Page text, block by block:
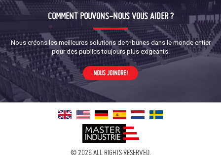
COMMENT POUVONS-NOUS VOUS AIDER ?
Nous créons les meilleures solutions de tribunes dans le monde entier
pour des publics toujours plus exigeants.
NOUS JOINDRE!
© 2026 ALL RIGHTS RESERVED.